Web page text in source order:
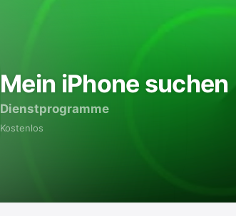
Mein iPhone suchen
Dienst­programme
Kostenlos